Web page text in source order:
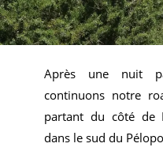
Après une nuit
continuons notre
partant du côté de
dans le sud du